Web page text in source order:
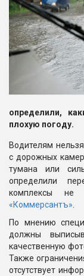
определили,
плохую погоду.
Водителям
с дорожных
тумана или
определили
комплексы не
«Коммерсантъ»
По мнению
должны
качественную
Также
отсутствует